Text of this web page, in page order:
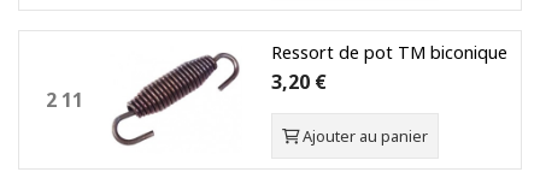
2 11
Ressort de pot TM biconique
3,20 €
Ajouter au panier